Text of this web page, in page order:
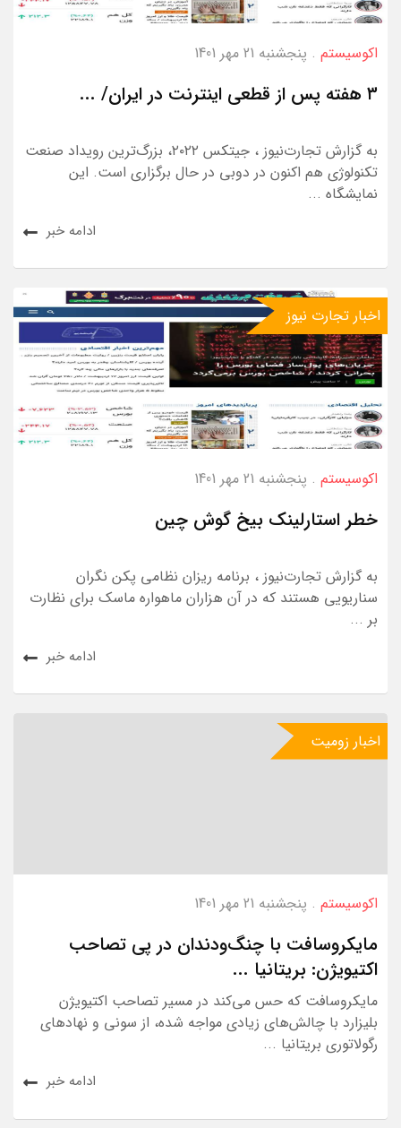
اکوسیستم. پنجشنبه 21 مهر 1401
۳ هفته پس از قطعی اینترنت در ایران/ ...
به گزارش تجارت‌نیوز ، جیتکس ۲۰۲۲، بزرگ‌ترین رویداد صنعت
تکنولوژی هم اکنون در دوبی در حال برگزاری است. این
نمایشگاه ...
ادامه خبر
اخبار تجارت نیوز
اکوسیستم. پنجشنبه 21 مهر 1401
خطر استارلینک بیخ گوش چین
به گزارش تجارت‌نیوز ، برنامه ریزان نظامی پکن نگران
سناریویی هستند که در آن هزاران ماهواره ماسک برای نظارت
بر ...
ادامه خبر
اخبار زومیت
اکوسیستم. پنجشنبه 21 مهر 1401
مایکروسافت با چنگ‌و‌دندان در پی تصاحب
اکتیویژن: بریتانیا ...
مایکروسافت که حس می‌کند در مسیر تصاحب اکتیویژن
بلیزارد با چالش‌های زیادی مواجه شده، از سونی و نهادهای
رگولاتوری بریتانیا ...
ادامه خبر